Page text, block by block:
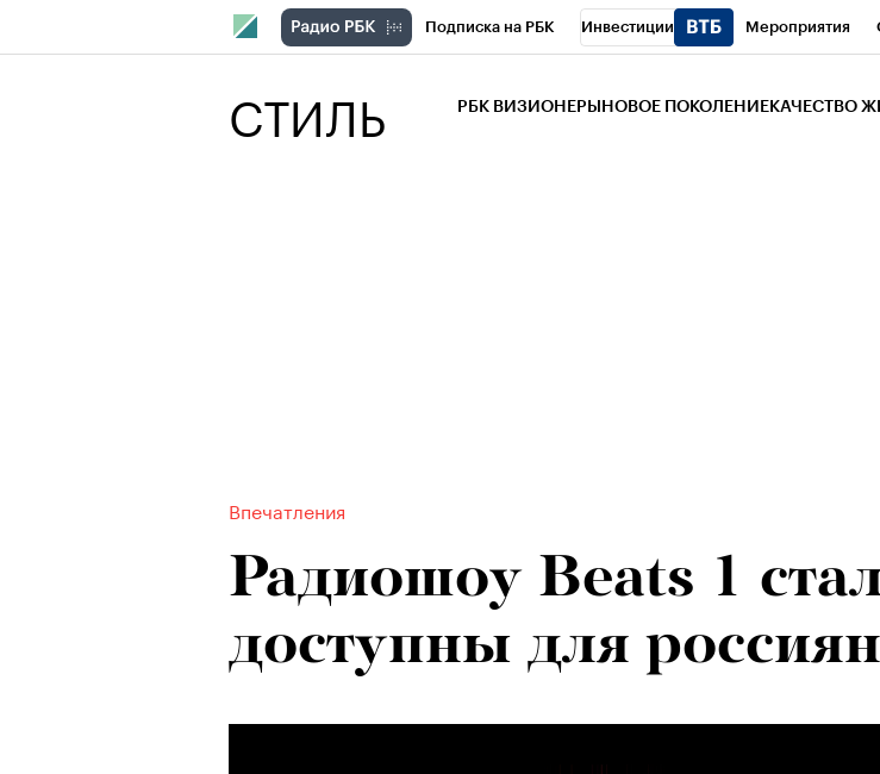
Подписка на РБК Инвестиции Мероприятия
СТИЛЬ РБК ВИЗИОНЕРЫ НОВОЕ ПОКОЛЕНИЕ КАЧЕСТВО
Впечатления
Радиошоу Beats 1
доступны для россиян